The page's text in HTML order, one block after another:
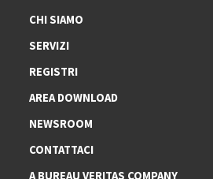
CHI SIAMO
SERVIZI
REGISTRI
AREA DOWNLOAD
NEWSROOM
CONTATTACI
A BUREAU VERITAS COMPANY